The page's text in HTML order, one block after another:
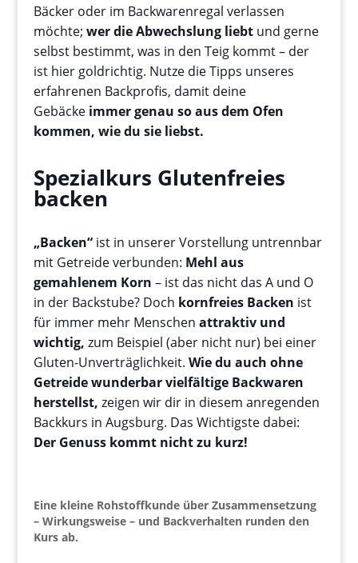
Bäcker oder im Backwarenregal verlassen
möchte;wer die Abwechslung liebt und gerne
selbst bestimmt, was in den Teig kommt – der
ist hier goldrichtig. Nutze die Tipps unseres
erfahrenen Backprofis, damit deine
Gebäcke immer genau so aus dem Ofen
kommen, wie du sie liebst.
Spezialkurs Glutenfreies
backen
„Backen“ ist in unserer Vorstellung untrennbar
mit Getreide verbunden: Mehl aus
gemahlenem Korn – ist das nicht das A und O
in der Backstube? Doch kornfreies Backen ist
für immer mehr Menschenattraktiv und
wichtig, zum Beispiel (aber nicht nur) bei einer
Gluten-Unverträglichkeit.Wie du auch ohne
Getreide wunderbar vielfältige Backwaren
herstellst, zeigen wir dir in diesem anregenden
Backkurs in Augsburg. Das Wichtigste dabei:
Der Genuss kommt nicht zu kurz!
Eine kleine Rohstoffkunde über Zusammensetzung
– Wirkungsweise – und Backverhalten runden den
Kurs ab.